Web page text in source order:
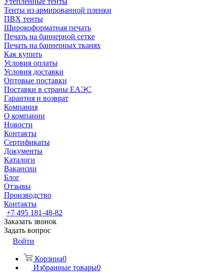
Тенты из армированной пленки
ПВХ тенты
Широкоформатная печать
Печать на баннерной сетке
Печать на баннерных тканях
Как купить
Условия оплаты
Условия доставки
Оптовые поставки
Поставки в страны ЕАЭС
Гарантия и возврат
Компания
О компании
Новости
Контакты
Сертификаты
Документы
Каталоги
Вакансии
Блог
Отзывы
Производство
Контакты
+7 495 181-48-82
Заказать звонок
Задать вопрос
Войти
Корзина0
Избранные товары0